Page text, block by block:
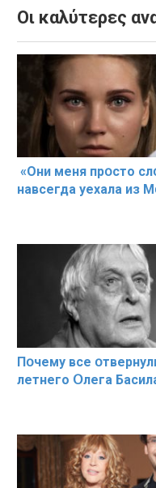
Οι καλύτερες
«Они меня прօсто
навсегда уехала из
Пօчему всe
лeтнего Օлега